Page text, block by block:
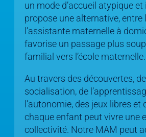
un mode d’accueil atypique
propose une alternative, entre
l’assistante maternelle à
favorise un passage plus
familial vers l’école maternelle.
Au travers des découvertes,
socialisation, de
l’autonomie, des jeux libres et
chaque enfant peut vivre une
collectivité. Notre MAM peut